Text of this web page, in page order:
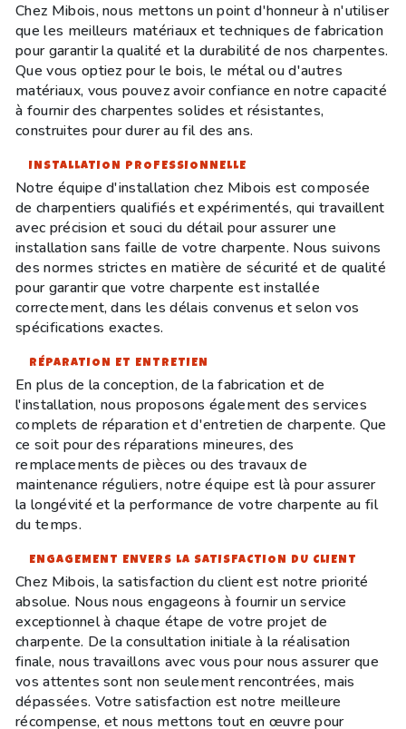
Chez Mibois, nous mettons un point d'honneur à n'utiliser
que les meilleurs matériaux et techniques de fabrication
pour garantir la qualité et la durabilité de nos charpentes.
Que vous optiez pour le bois, le métal ou d'autres
matériaux, vous pouvez avoir confiance en notre capacité
à fournir des charpentes solides et résistantes,
construites pour durer au fil des ans.
INSTALLATION PROFESSIONNELLE
Notre équipe d'installation chez Mibois est composée
de charpentiers qualifiés et expérimentés, qui travaillent
avec précision et souci du détail pour assurer une
installation sans faille de votre charpente. Nous suivons
des normes strictes en matière de sécurité et de qualité
pour garantir que votre charpente est installée
correctement, dans les délais convenus et selon vos
spécifications exactes.
RÉPARATION ET ENTRETIEN
En plus de la conception, de la fabrication et de
l'installation, nous proposons également des services
complets de réparation et d'entretien de charpente. Que
ce soit pour des réparations mineures, des
remplacements de pièces ou des travaux de
maintenance réguliers, notre équipe est là pour assurer
la longévité et la performance de votre charpente au fil
du temps.
ENGAGEMENT ENVERS LA SATISFACTION DU CLIENT
Chez Mibois, la satisfaction du client est notre priorité
absolue. Nous nous engageons à fournir un service
exceptionnel à chaque étape de votre projet de
charpente. De la consultation initiale à la réalisation
finale, nous travaillons avec vous pour nous assurer que
vos attentes sont non seulement rencontrées, mais
dépassées. Votre satisfaction est notre meilleure
récompense, et nous mettons tout en œuvre pour